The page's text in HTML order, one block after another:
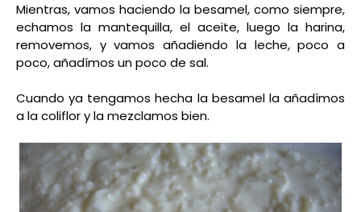
Mientras, vamos haciendo la besamel, como siempre,
echamos la mantequilla, el aceite, luego la harina,
removemos, y vamos añadiendo la leche, poco a
poco, añadímos un poco de sal.
Cuando ya tengamos hecha la besamel la añadímos
a la coliflor y la mezclamos bien.